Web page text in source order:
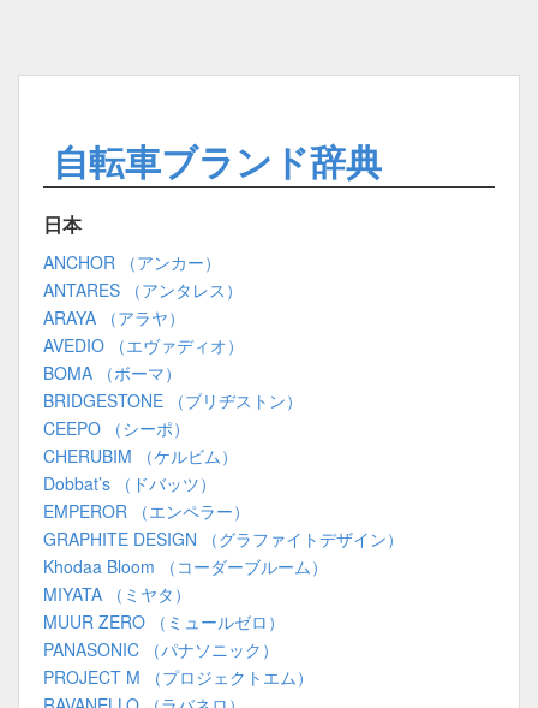
自転車ブランド辞典
日本
ANCHOR （アンカー）
ANTARES （アンタレス）
ARAYA （アラヤ）
AVEDIO （エヴァディオ）
BOMA （ボーマ）
BRIDGESTONE （ブリヂストン）
CEEPO （シーポ）
CHERUBIM （ケルビム）
Dobbat’s （ドバッツ）
EMPEROR （エンペラー）
GRAPHITE DESIGN （グラファイトデザイン）
Khodaa Bloom （コーダーブルーム）
MIYATA （ミヤタ）
MUUR ZERO （ミュールゼロ）
PANASONIC （パナソニック）
PROJECT M （プロジェクトエム）